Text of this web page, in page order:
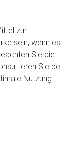
zur
sein, wenn es
Sie die
Sie bei
Nutzung